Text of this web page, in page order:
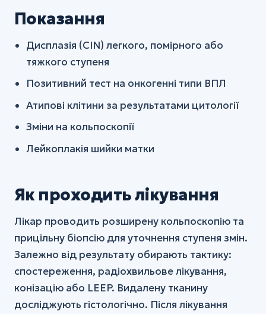
Показання
Дисплазія (CIN) легкого, помірного або
тяжкого ступеня
Позитивний тест на онкогенні типи ВПЛ
Атипові клітини за результатами цитології
Зміни на кольпоскопії
Лейкоплакія шийки матки
Як проходить лікування
Лікар проводить розширену кольпоскопію та
прицільну біопсію для уточнення ступеня змін.
Залежно від результату обирають тактику:
спостереження, радіохвильове лікування,
конізацію або LEEP. Видалену тканину
досліджують гістологічно. Після лікування